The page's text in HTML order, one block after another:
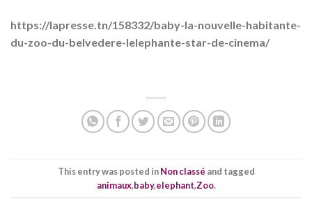
https://lapresse.tn/158332/baby-la-nouvelle-habitante-
du-zoo-du-belvedere-lelephante-star-de-cinema/
This entry was posted inNon classé and tagged
animaux,baby,elephant,Zoo.